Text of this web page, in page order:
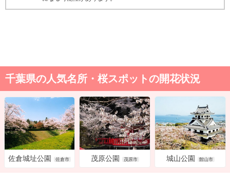
千葉県の人気名所・桜スポットの開花状況
佐倉城址公園 佐倉市 茂原公園 茂原市 城山公園 館山市